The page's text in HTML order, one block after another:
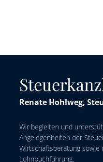
Renate Hohlweg,
Wir begleiten und
Angelegenheiten der
Wirtschaftsberatung sowie
Lohnbuchführung.